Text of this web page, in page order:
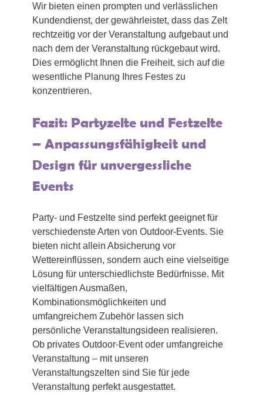
Wir bieten einen prompten und verlässlichen
Kundendienst, der gewährleistet, dass das Zelt
rechtzeitig vor der Veranstaltung aufgebaut und
nach dem der Veranstaltung rückgebaut wird.
Dies ermöglicht Ihnen die Freiheit, sich auf die
wesentliche Planung Ihres Festes zu
konzentrieren.
Fazit: Partyzelte und Festzelte
– Anpassungsfähigkeit und
Design für unvergessliche
Events
Party- und Festzelte sind perfekt geeignet für
verschiedenste Arten von Outdoor-Events. Sie
bieten nicht allein Absicherung vor
Wettereinflüssen, sondern auch eine vielseitige
Lösung für unterschiedlichste Bedürfnisse. Mit
vielfältigen Ausmaßen,
Kombinationsmöglichkeiten und
umfangreichem Zubehör lassen sich
persönliche Veranstaltungsideen realisieren.
Ob privates Outdoor-Event oder umfangreiche
Veranstaltung – mit unseren
Veranstaltungszelten sind Sie für jede
Veranstaltung perfekt ausgestattet.